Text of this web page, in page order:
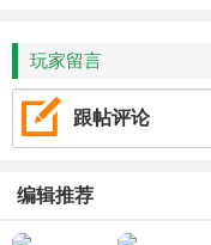
玩家留言
跟帖评论
编辑推荐